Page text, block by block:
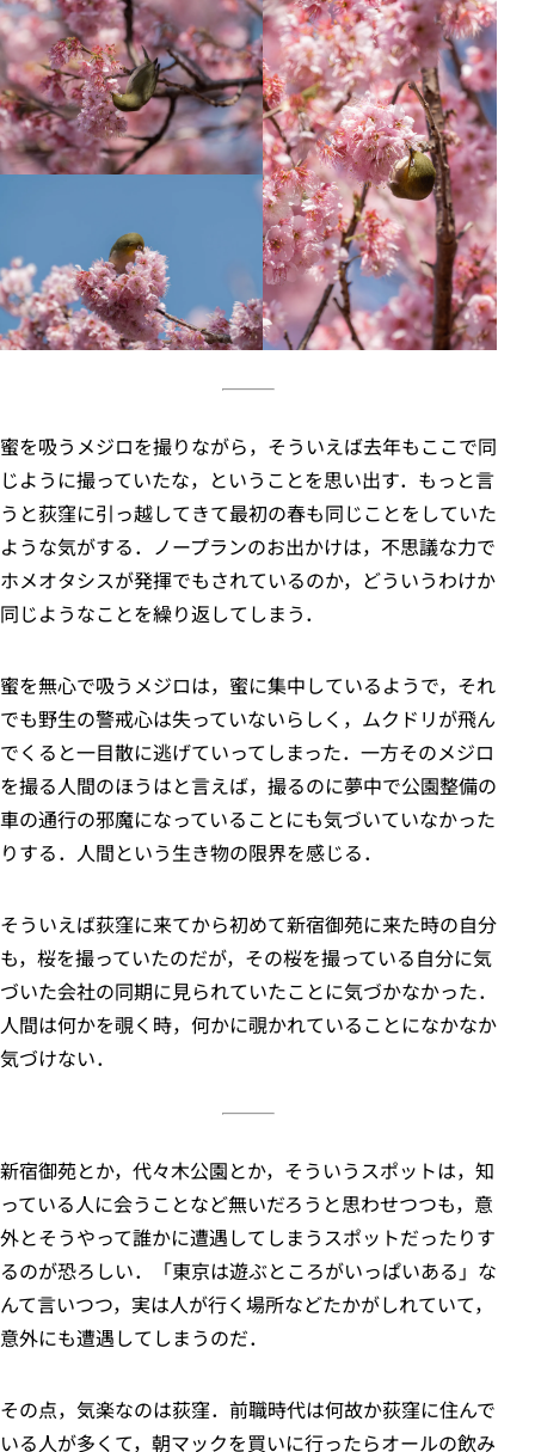
蜜を吸うメジロを撮りながら，そういえば去年もここで同
じように撮っていたな，ということを思い出す．もっと言
うと荻窪に引っ越してきて最初の春も同じことをしていた
ような気がする．ノープランのお出かけは，不思議な力で
ホメオタシスが発揮でもされているのか，どういうわけか
同じようなことを繰り返してしまう．
蜜を無心で吸うメジロは，蜜に集中しているようで，それ
でも野生の警戒心は失っていないらしく，ムクドリが飛ん
でくると一目散に逃げていってしまった．一方そのメジロ
を撮る人間のほうはと言えば，撮るのに夢中で公園整備の
車の通行の邪魔になっていることにも気づいていなかった
りする．人間という生き物の限界を感じる．
そういえば荻窪に来てから初めて新宿御苑に来た時の自分
も，桜を撮っていたのだが，その桜を撮っている自分に気
づいた会社の同期に見られていたことに気づかなかった．
人間は何かを覗く時，何かに覗かれていることになかなか
気づけない．
新宿御苑とか，代々木公園とか，そういうスポットは，知
っている人に会うことなど無いだろうと思わせつつも，意
外とそうやって誰かに遭遇してしまうスポットだったりす
るのが恐ろしい．「東京は遊ぶところがいっぱいある」な
んて言いつつ，実は人が行く場所などたかがしれていて，
意外にも遭遇してしまうのだ．
その点，気楽なのは荻窪．前職時代は何故か荻窪に住んで
いる人が多くて，朝マックを買いに行ったらオールの飲み